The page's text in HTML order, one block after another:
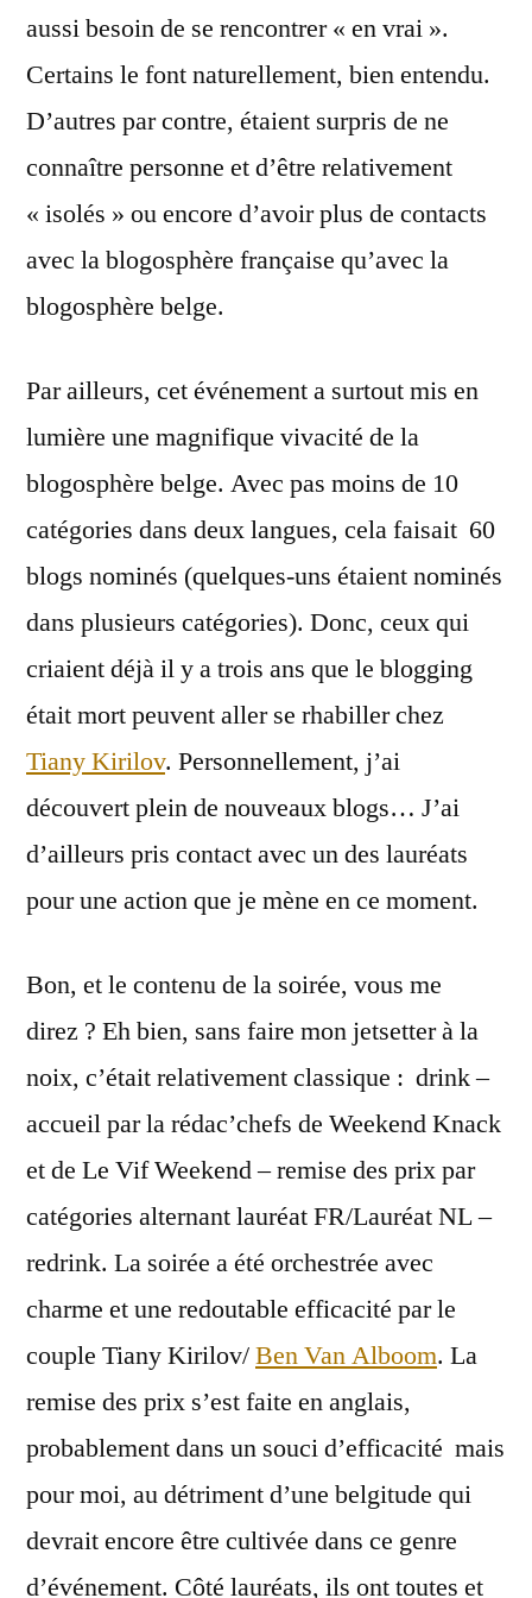
aussi besoin de se rencontrer « en vrai ».
Certains le font naturellement, bien entendu.
D’autres par contre, étaient surpris de ne
connaître personne et d’être relativement
« isolés » ou encore d’avoir plus de contacts
avec la blogosphère française qu’avec la
blogosphère belge.
Par ailleurs, cet événement a surtout mis en
lumière une magnifique vivacité de la
blogosphère belge. Avec pas moins de 10
catégories dans deux langues, cela faisait 60
blogs nominés (quelques-uns étaient nominés
dans plusieurs catégories). Donc, ceux qui
criaient déjà il y a trois ans que le blogging
était mort peuvent aller se rhabiller chez
Tiany Kirilov. Personnellement, j’ai
découvert plein de nouveaux blogs… J’ai
d’ailleurs pris contact avec un des lauréats
pour une action que je mène en ce moment.
Bon, et le contenu de la soirée, vous me
direz ? Eh bien, sans faire mon jetsetter à la
noix, c’était relativement classique : drink –
accueil par la rédac’chefs de Weekend Knack
et de Le Vif Weekend – remise des prix par
catégories alternant lauréat FR/Lauréat NL –
redrink. La soirée a été orchestrée avec
charme et une redoutable efficacité par le
couple Tiany Kirilov/Ben Van Alboom. La
remise des prix s’est faite en anglais,
probablement dans un souci d’efficacité mais
pour moi, au détriment d’une belgitude qui
devrait encore être cultivée dans ce genre
d’événement. Côté lauréats, ils ont toutes et